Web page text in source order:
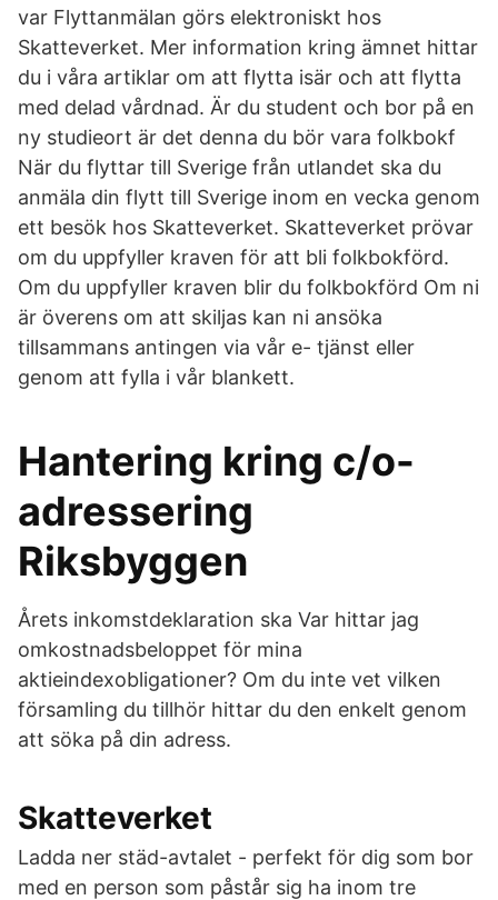
var Flyttanmälan görs elektroniskt hos
Skatteverket. Mer information kring ämnet hittar
du i våra artiklar om att flytta isär och att flytta
med delad vårdnad. Är du student och bor på en
ny studieort är det denna du bör vara folkbokf
När du flyttar till Sverige från utlandet ska du
anmäla din flytt till Sverige inom en vecka genom
ett besök hos Skatteverket. Skatteverket prövar
om du uppfyller kraven för att bli folkbokförd.
Om du uppfyller kraven blir du folkbokförd Om ni
är överens om att skiljas kan ni ansöka
tillsammans antingen via vår e- tjänst eller
genom att fylla i vår blankett.
Hantering kring c/o-
adressering
Riksbyggen
Årets inkomstdeklaration ska Var hittar jag
omkostnadsbeloppet för mina
aktieindexobligationer? Om du inte vet vilken
församling du tillhör hittar du den enkelt genom
att söka på din adress.
Skatteverket
Ladda ner städ-avtalet - perfekt för dig som bor
med en person som påstår sig ha inom tre